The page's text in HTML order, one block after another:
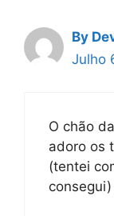
By
Julho
O chão
adoro os
(tentei
consegui)